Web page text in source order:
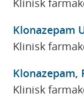
Klinisk
Klonazepam
Klinisk
Klonazepam,
Klinisk